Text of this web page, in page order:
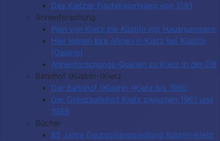
Das Kietzer Fischereiprivileg von 1561
Ahnenforschung
Plan von Kietz bei Küstrin mit Hausnummern
Hier lebten Ihre Ahnen in Kietz bei Küstrin
(Galerie)
Ahnenforschungs-Quellen zu Kietz in der DB
Bahnhof (Küstrin-)Kietz
Der Bahnhof (Küstrin-)Kietz bis 1960
Der Grenzbahnhof Kietz zwischen 1961 und
1989
Bücher
85 Jahre Deutschlandsiedlung Küstrin-Kietz